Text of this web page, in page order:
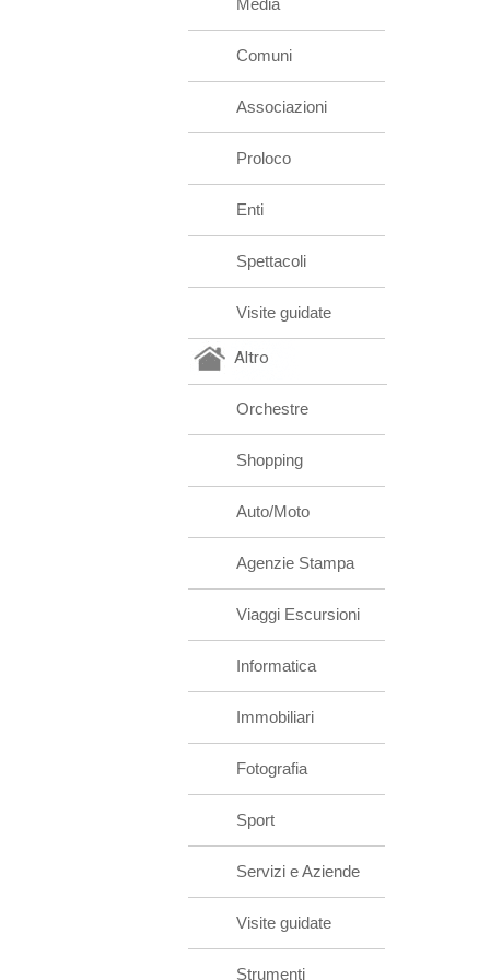
Media
Comuni
Associazioni
Proloco
Enti
Spettacoli
Visite guidate
Altro
Orchestre
Shopping
Auto/Moto
Agenzie Stampa
Viaggi Escursioni
Informatica
Immobiliari
Fotografia
Sport
Servizi e Aziende
Visite guidate
Strumenti